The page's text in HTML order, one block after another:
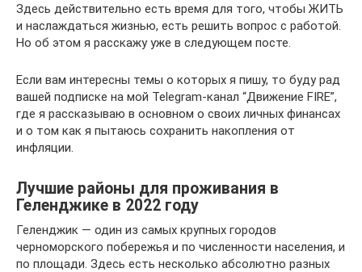
Здесь действительно есть время для того, чтобы ЖИТЬ
и наслаждаться жизнью, есть решить вопрос с работой.
Но об этом я расскажу уже в следующем посте.
Если вам интересны темы о которых я пишу, то буду рад
вашей подписке на мой Telegram-канал “Движение FIRE”,
где я рассказываю в основном о своих личных финансах
и о том как я пытаюсь сохранить накопления от
инфляции.
Лучшие районы для проживания в
Геленджике в 2022 году
Геленджик — один из самых крупных городов
черноморского побережья и по численности населения, и
по площади. Здесь есть несколько абсолютно разных